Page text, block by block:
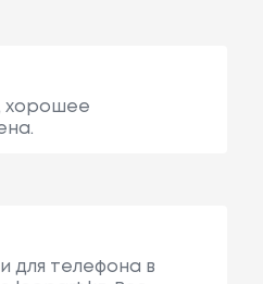
хорошее
для телефона в